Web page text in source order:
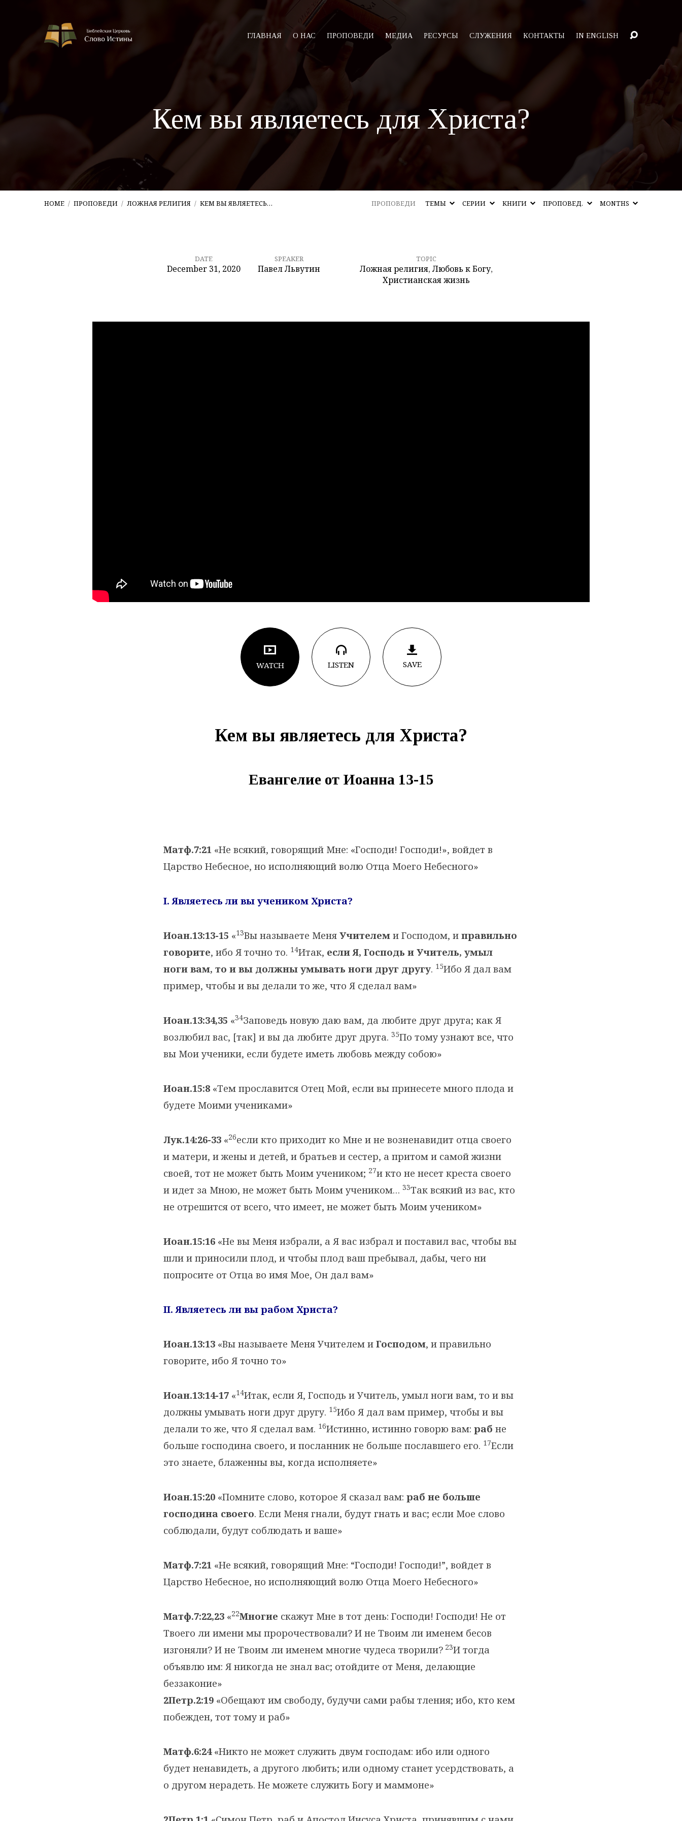
ГЛАВНАЯ О НАС ПРОПОВЕДИ МЕДИА РЕСУРСЫ СЛУЖЕНИЯ КОНТАКТЫ IN ENGLISH
Кем вы являетесь для Христа?
HOME / ПРОПОВЕДИ / ЛОЖНАЯ РЕЛИГИЯ / КЕМ ВЫ ЯВЛЯЕТЕСЬ… ПРОПОВЕДИ ТЕМЫ СЕРИИ КНИГИ ПРОПОВЕД. MONTHS
DATE
December 31, 2020
SPEAKER
Павел Львутин
TOPIC
Ложная религия, Любовь к Богу,
Христианская жизнь
WATCH LISTEN SAVE
Кем вы являетесь для Христа?
Евангелие от Иоанна 13-15
Матф.7:21 «Не всякий, говорящий Мне: «Господи! Господи!», войдет в
Царство Небесное, но исполняющий волю Отца Моего Небесного»
I. Являетесь ли вы учеником Христа?
Иоан.13:13-15 «13Вы называете Меня Учителем и Господом, и правильно
говорите, ибо Я точно то. 14Итак, если Я, Господь и Учитель, умыл
ноги вам, то и вы должны умывать ноги друг другу. 15Ибо Я дал вам
пример, чтобы и вы делали то же, что Я сделал вам»
Иоан.13:34,35 «34Заповедь новую даю вам, да любите друг друга; как Я
возлюбил вас, [так] и вы да любите друг друга. 35По тому узнают все, что
вы Мои ученики, если будете иметь любовь между собою»
Иоан.15:8 «Тем прославится Отец Мой, если вы принесете много плода и
будете Моими учениками»
Лук.14:26-33 «26если кто приходит ко Мне и не возненавидит отца своего
и матери, и жены и детей, и братьев и сестер, а притом и самой жизни
своей, тот не может быть Моим учеником; 27и кто не несет креста своего
и идет за Мною, не может быть Моим учеником… 33Так всякий из вас, кто
не отрешится от всего, что имеет, не может быть Моим учеником»
Иоан.15:16 «Не вы Меня избрали, а Я вас избрал и поставил вас, чтобы вы
шли и приносили плод, и чтобы плод ваш пребывал, дабы, чего ни
попросите от Отца во имя Мое, Он дал вам»
II. Являетесь ли вы рабом Христа?
Иоан.13:13 «Вы называете Меня Учителем и Господом, и правильно
говорите, ибо Я точно то»
Иоан.13:14-17 «14Итак, если Я, Господь и Учитель, умыл ноги вам, то и вы
должны умывать ноги друг другу. 15Ибо Я дал вам пример, чтобы и вы
делали то же, что Я сделал вам. 16Истинно, истинно говорю вам: раб не
больше господина своего, и посланник не больше пославшего его. 17Если
это знаете, блаженны вы, когда исполняете»
Иоан.15:20 «Помните слово, которое Я сказал вам: раб не больше
господина своего. Если Меня гнали, будут гнать и вас; если Мое слово
соблюдали, будут соблюдать и ваше»
Матф.7:21 «Не всякий, говорящий Мне: “Господи! Господи!”, войдет в
Царство Небесное, но исполняющий волю Отца Моего Небесного»
Матф.7:22,23 «22Многие скажут Мне в тот день: Господи! Господи! Не от
Твоего ли имени мы пророчествовали? И не Твоим ли именем бесов
изгоняли? И не Твоим ли именем многие чудеса творили? 23И тогда
объявлю им: Я никогда не знал вас; отойдите от Меня, делающие
беззаконие»
2Петр.2:19 «Обещают им свободу, будучи сами рабы тления; ибо, кто кем
побежден, тот тому и раб»
Матф.6:24«Никто не может служить двум господам: ибо или одного
будет ненавидеть, а другого любить; или одному станет усердствовать, а
о другом нерадеть. Не можете служить Богу и маммоне»